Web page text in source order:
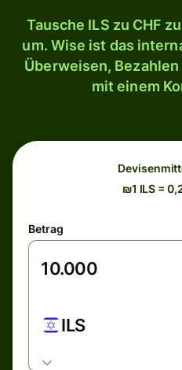
Tausche ILS zu CHF
um. Wise ist das
Überweisen,
mit einem
₪1 ILS =
Betrag
ILS